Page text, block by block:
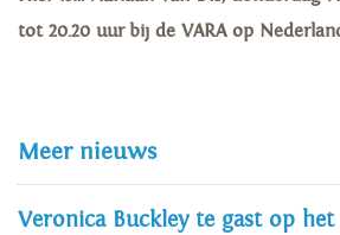
tot 20.20 uur bij de VARA op
Meer nieuws
Veronica Buckley te gast op het